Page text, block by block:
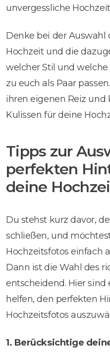
unvergessliche
Denke bei der Auswahl
Hochzeit und die
welcher Stil und
zu euch als Paar
ihren eigenen Reiz
Kulissen für deine
Tipps zur
perfekten
deine
Du stehst kurz davor,
schließen, und
Hochzeitsfotos einfach
Dann ist die Wahl des
entscheidend. Hier sind
helfen, den perfekten
Hochzeitsfotos
1. Berücksichtige